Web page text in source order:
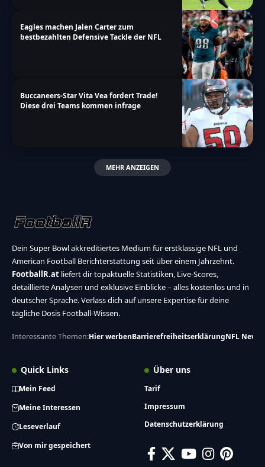
Eagles machen Jalen Carter zum
bestbezahlten Defensive Tackle der NFL
Buccaneers-Star Vita Vea fordert Trade!
Diese drei Teams kommen infrage
MEHR ANZEIGEN
Dein Super Bowl akkreditiertes Medium für erstklassige NFL und
American Football Berichterstattung seit über einem Jahrzehnt.
FootballR.at liefert dir topaktuelle Statistiken, Live-Scores,
detaillierte Analysen und exklusive Einblicke – alles kostenlos und in
deutscher Sprache. Verlass dich auf unsere Expertise für deine
tägliche Dosis Football-Wissen.
Interessante Themen:Hier werbenBarrierefreiheitserklärungNFL News
Quick Links
Mein Feed
Meine Interessen
Leseverlauf
Von mir gespeichert
Über uns
Tarif
Impressum
Datenschutzerklärung